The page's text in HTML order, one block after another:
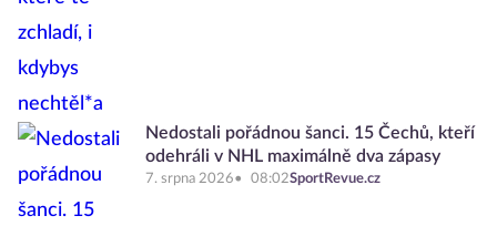
Nedostali pořádnou šanci. 15 Čechů, kteří
odehráli v NHL maximálně dva zápasy
7. srpna 2026 08:02SportRevue.cz